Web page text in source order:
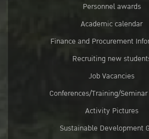
Personnel awards
Academic calendar
Finance and Procurement
Recruiting new
Job Vacancies
Conferences/Training/
Activity Pictures
Sustainable Development